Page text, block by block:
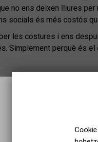
no ens deixen lliures
socials és més costós
les costures i ens
Simplement perquè és el